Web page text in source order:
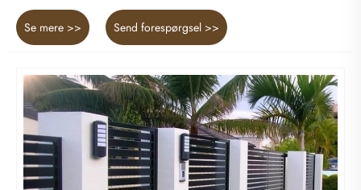
Se mere >> Send forespørgsel >>